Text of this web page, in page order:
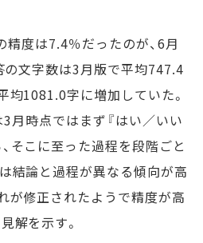
度は7.4％だったのが、6月
の文字数は3月版で平均747.4
均1081.0字に増加していた。
月時点ではまず『はい／いい
そこに至った過程を段階ごと
結論と過程が異なる傾向が高
が修正されたようで精度が高
解を示す。